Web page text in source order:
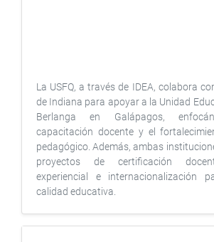
La USFQ, a través de IDEA, colabora
de Indiana para apoyar a la Unidad
Berlanga en Galápagos,
capacitación docente y el
pedagógico. Además, ambas
proyectos de certificación
experiencial e internacionalización
calidad educativa.